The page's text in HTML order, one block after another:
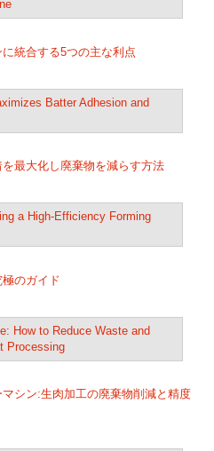
統合する5つの主な利点
最大化し廃棄物を減らす方法
のガイド
シン:生肉加工の廃棄物削減と精度